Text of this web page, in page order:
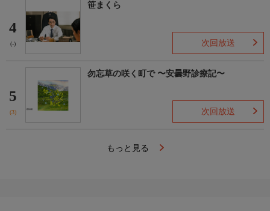
4
(-)
笹まくら
次回放送
5
(3)
勿忘草の咲く町で 〜安曇野診療記〜
次回放送
もっと見る